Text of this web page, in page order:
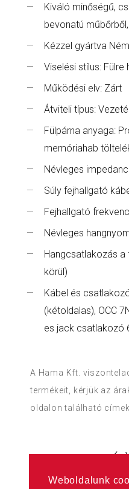
Weboldalunk
Kiváló minőségű,
bevonatú
Kézzel gyártva
Viselési stílus: Fülre
Működési elv: Zárt
Átviteli típus:
Fülpárna anyaga:
memóriahab
Névleges
Súly fejhallgató
Fejhallgató
Névleges
Hangcsatlakozás a
körül)
Kábel és
(kétoldalas), OCC
es jack csatlakozó
A Hama Kft.
termékeit, kérjük az
oldalon található